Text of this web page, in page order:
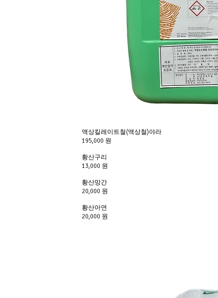
액상킬레이트철(액상철)야라
195,000 원
황산구리
13,000 원
황산망간
20,000 원
황산아연
20,000 원